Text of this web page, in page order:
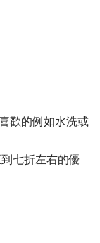
歡的例如水洗或
七折左右的優